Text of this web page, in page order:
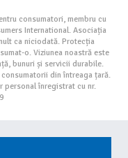
consumatori, membru cu
International. Asociația
ca niciodată. Protecția
o. Viziunea noastră este
bunuri și servicii durabile.
din întreaga țară.
personal înregistrat cu nr.